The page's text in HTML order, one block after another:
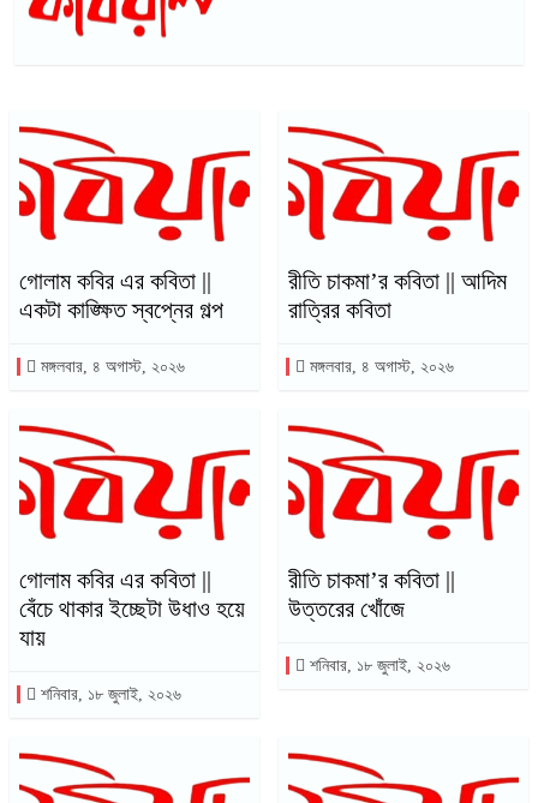
গোলাম কবির এর কবিতা ||
একটা কাঙ্ক্ষিত স্বপ্নের গল্প
মঙ্গলবার, ৪ অগাস্ট, ২০২৬
রীতি চাকমা’র কবিতা || আদিম
রাত্রির কবিতা
মঙ্গলবার, ৪ অগাস্ট, ২০২৬
গোলাম কবির এর কবিতা ||
বেঁচে থাকার ইচ্ছেটা উধাও হয়ে
যায়
শনিবার, ১৮ জুলাই, ২০২৬
রীতি চাকমা’র কবিতা ||
উত্তরের খোঁজে
শনিবার, ১৮ জুলাই, ২০২৬